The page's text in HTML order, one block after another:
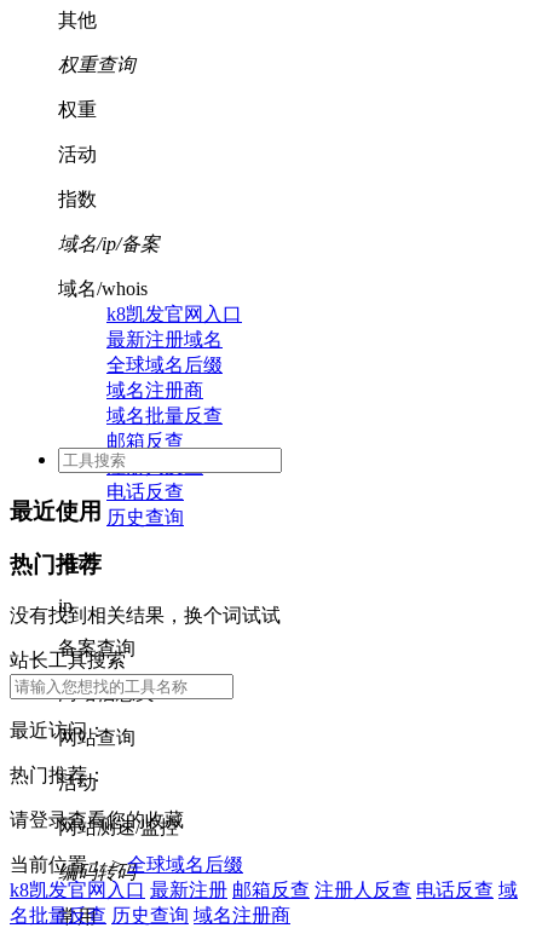
其他
权重查询
权重
活动
指数
域名/ip/备案
域名/whois
k8凯发官网入口
最新注册域名
全球域名后缀
域名注册商
域名批量反查
邮箱反查
注册人反查
电话反查
历史查询
活动
ip
备案查询
网站信息类
网站查询
活动
网站测速/监控
编码转码
常用
最近使用
热门推荐
没有找到相关结果，换个词试试
站长工具搜索
最近访问：
热门推荐：
请登录查看您的收藏
当前位置： >全球域名后缀
k8凯发官网入口 最新注册 邮箱反查 注册人反查 电话反查 域
名批量反查 历史查询 域名注册商